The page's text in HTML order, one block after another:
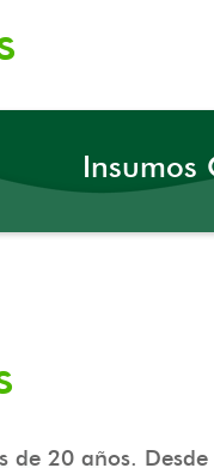
Insumos
de 20 años.